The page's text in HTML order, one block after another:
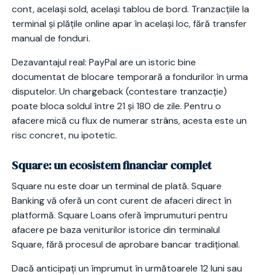
cont, același sold, același tablou de bord. Tranzacțiile la
terminal și plățile online apar în același loc, fără transfer
manual de fonduri.
Dezavantajul real: PayPal are un istoric bine
documentat de blocare temporară a fondurilor în urma
disputelor. Un chargeback (contestare tranzacție)
poate bloca soldul între 21 și 180 de zile. Pentru o
afacere mică cu flux de numerar strâns, acesta este un
risc concret, nu ipotetic.
Square: un ecosistem financiar complet
Square nu este doar un terminal de plată. Square
Banking vă oferă un cont curent de afaceri direct în
platformă. Square Loans oferă împrumuturi pentru
afacere pe baza veniturilor istorice din terminalul
Square, fără procesul de aprobare bancar tradițional.
Dacă anticipați un împrumut în următoarele 12 luni sau